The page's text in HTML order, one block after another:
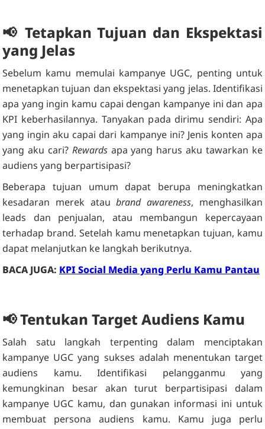
📢 Tetapkan Tujuan dan Ekspektasi
yang Jelas
Sebelum kamu memulai kampanye UGC, penting untuk
menetapkan tujuan dan ekspektasi yang jelas. Identifikasi
apa yang ingin kamu capai dengan kampanye ini dan apa
KPI keberhasilannya. Tanyakan pada dirimu sendiri: Apa
yang ingin aku capai dari kampanye ini? Jenis konten apa
yang aku cari? Rewards apa yang harus aku tawarkan ke
audiens yang berpartisipasi?
Beberapa tujuan umum dapat berupa meningkatkan
kesadaran merek ataubrand awareness, menghasilkan
leads dan penjualan, atau membangun kepercayaan
terhadap brand. Setelah kamu menetapkan tujuan, kamu
dapat melanjutkan ke langkah berikutnya.
BACA JUGA: KPI Social Media yang Perlu Kamu Pantau
📢Tentukan Target Audiens Kamu
Salah satu langkah terpenting dalam menciptakan
kampanye UGC yang sukses adalah menentukan target
audiens kamu. Identifikasi pelangganmu yang
kemungkinan besar akan turut berpartisipasi dalam
kampanye UGC kamu, dan gunakan informasi ini untuk
membuat persona audiens kamu. Kamu juga perlu